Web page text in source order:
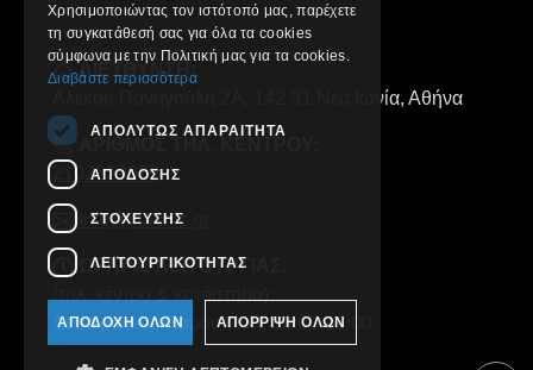
ΔΙΕΥΘΥΝΣΗ:
Αλέκου Παναγούλη 2Α, 142 31 Νέα Ιωνία, Αθήνα
2102829000
info@clachic.gr
ΩΡΑΡΙΟ ΛΕΙΤΟΥΡΓΙΑΣ:
Δευτέρα έως Παρασκευή, 10:00-18:00
Χρησιμοποιώντας τον ιστότοπό μας, παρέχετε
τη συγκατάθεσή σας για όλα τα cookies
σύμφωνα με την Πολιτική μας για τα cookies.
Διαβάστε περισσότερα
ΑΠΟΛΎΤΩΣ ΑΠΑΡΑΊΤΗΤΑ
ΑΠΌΔΟΣΗΣ
ΣΤΌΧΕΥΣΗΣ
ΛΕΙΤΟΥΡΓΙΚΌΤΗΤΑΣ
ΑΠΟΔΟΧΉ ΌΛΩΝ ΑΠΌΡΡΙΨΗ ΌΛΩΝ